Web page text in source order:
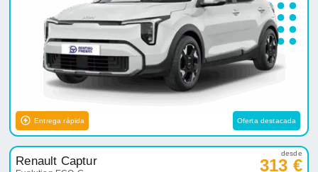
Entrega rápida Oferta destacada
Renault Captur
desde
313 €